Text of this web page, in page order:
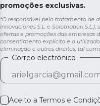
promoções exclusivas.
*O responsável pelo tratamento de
Innovaciones S.L. e Solotriatlon
ofertas e promoções das empresas
consentimento explícito e o
eliminação e outros direitos, tal
Correo electrónico
Aceito a Termos e